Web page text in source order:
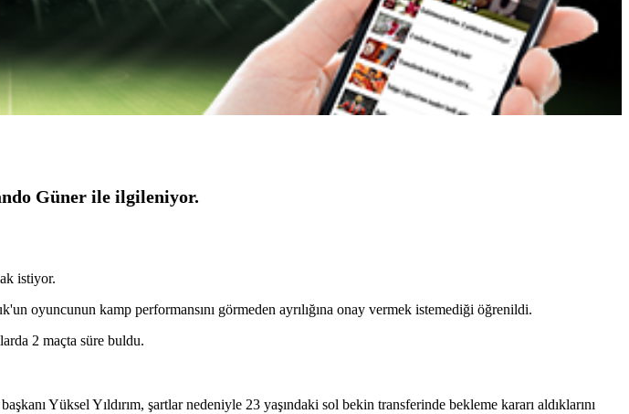
Güner ile ilgileniyor.
istiyor.
oyuncunun kamp performansını görmeden ayrılığına onay vermek istemediği öğrenildi.
2 maçta süre buldu.
Yüksel Yıldırım, şartlar nedeniyle 23 yaşındaki sol bekin transferinde bekleme kararı aldıklarını